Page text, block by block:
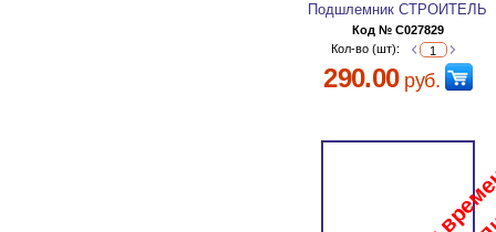
Подшлемник СТРОИТЕЛЬ
Код № C027829
Кол-во (шт):
290.00руб.